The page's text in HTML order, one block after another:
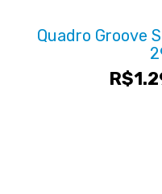
Quadro Groove
R$